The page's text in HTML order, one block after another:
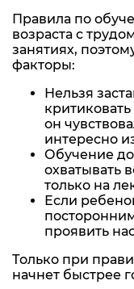
Правила по
возраста с
занятиях,
факторы:
Нельзя
он
интересно
Обучение
охватывать
только на
Если
проявить
Только при
начнет быстрее